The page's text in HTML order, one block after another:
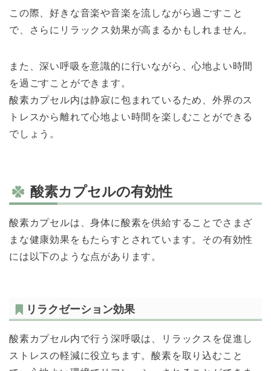
この際、好きな音楽や音楽を流しながら過ごすこと
で、さらにリラックス効果が高まるかもしれません。
また、深い呼吸を意識的に行いながら、心地よい時間
を過ごすことができます。
酸素カプセル内は静寂に包まれているため、外界のス
トレスから離れて心地よい時間を楽しむことができる
でしょう。
酸素カプセルの有効性
酸素カプセルは、身体に酸素を供給することでさまざ
まな健康効果をもたらすとされています。その有効性
には以下のような点があります。
リラクゼーション効果
酸素カプセル内で行う深呼吸は、リラックスを促進し
ストレスの軽減に役立ちます。酸素を取り込むこと